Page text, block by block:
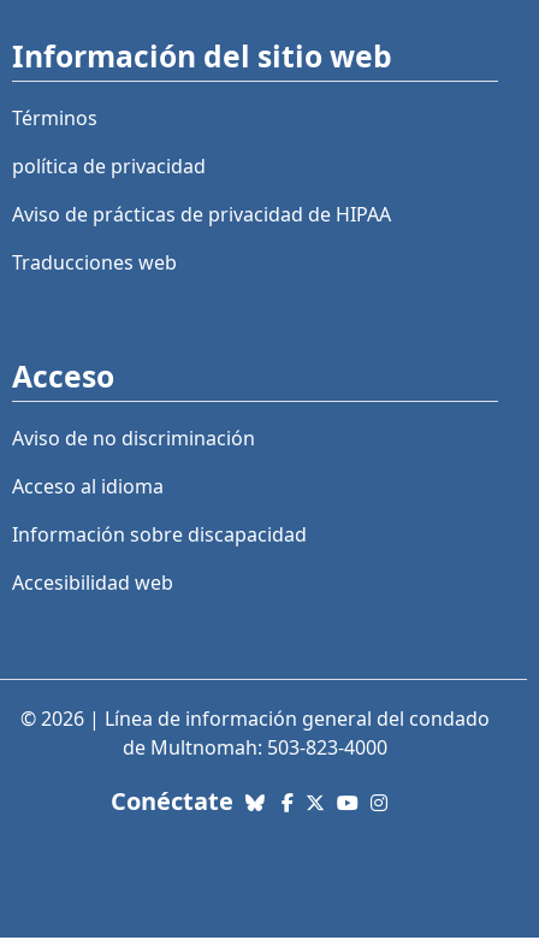
Información del sitio web
Términos
política de privacidad
Aviso de prácticas de privacidad de HIPAA
Traducciones web
Acceso
Aviso de no discriminación
Acceso al idioma
Información sobre discapacidad
Accesibilidad web
© 2026 | Línea de información general del condado
de Multnomah: 503-823-4000
Conéctate con nosotros. Enlaces a
Bluesky
Facebook
X (Twitter)
YouTube
Instagram